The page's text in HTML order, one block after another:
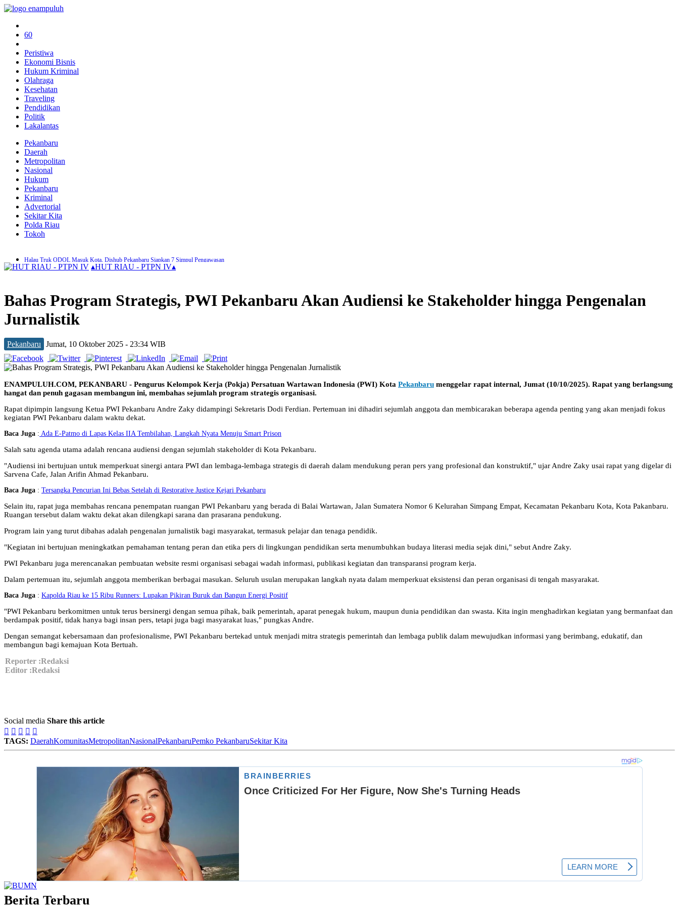
60
Peristiwa
Ekonomi Bisnis
Hukum Kriminal
Olahraga
Kesehatan
Traveling
Pendidikan
Politik
Lakalantas
Pekanbaru
Daerah
Metropolitan
Nasional
Hukum
Pekanbaru
Kriminal
Advertorial
Sekitar Kita
Polda Riau
Tokoh
Halau Truk ODOL Masuk Kota, Dishub Pekanbaru Siapkan 7 Simpul Pengawasan
Pemko Pekanbaru Siapkan Seragam Sekolah Gratis untuk Murid SD dan SMP
DPKP Pekanbaru Tangani 116 Kejadian Kebakaran dalam 7 Bulan Terakhir
Antisipasi Banjir, Pekanbaru Alokasikan Anggaran Perbaikan Drainase Rp100 Miliar
450 Pedagang Dideadline Kosongkan Jalan Teratai Akhir Bulan Ini
Aksi Pencurian Kabel PJU Marak, Dishub Pekanbaru Gelar Patroli Rutin
Motor Wanita di Pekanbaru Dibawa Kabur Pelaku Begal Bersenjata Tajam
▴HUT RIAU - PTPN IV▴
Bahas Program Strategis, PWI Pekanbaru Akan Audiensi ke Stakeholder hingga Pengenalan
Jurnalistik
Pekanbaru Jumat, 10 Oktober 2025 - 23:34 WIB
ENAMPULUH.COM, PEKANBARU - Pengurus Kelompok Kerja (Pokja) Persatuan Wartawan Indonesia (PWI) Kota Pekanbaru menggelar rapat internal, Jumat (10/10/2025). Rapat yang berlangsung
hangat dan penuh gagasan membangun ini, membahas sejumlah program strategis organisasi.
Rapat dipimpin langsung Ketua PWI Pekanbaru Andre Zaky didampingi Sekretaris Dodi Ferdian. Pertemuan ini dihadiri sejumlah anggota dan membicarakan beberapa agenda penting yang akan menjadi fokus
kegiatan PWI Pekanbaru dalam waktu dekat.
Baca Juga : Ada E-Patmo di Lapas Kelas IIA Tembilahan, Langkah Nyata Menuju Smart Prison
Salah satu agenda utama adalah rencana audiensi dengan sejumlah stakeholder di Kota Pekanbaru.
"Audiensi ini bertujuan untuk memperkuat sinergi antara PWI dan lembaga-lembaga strategis di daerah dalam mendukung peran pers yang profesional dan konstruktif," ujar Andre Zaky usai rapat yang digelar di
Sarvena Cafe, Jalan Arifin Ahmad Pekanbaru.
Baca Juga : Tersangka Pencurian Ini Bebas Setelah di Restorative Justice Kejari Pekanbaru
Selain itu, rapat juga membahas rencana penempatan ruangan PWI Pekanbaru yang berada di Balai Wartawan, Jalan Sumatera Nomor 6 Kelurahan Simpang Empat, Kecamatan Pekanbaru Kota, Kota Pakanbaru.
Ruangan tersebut dalam waktu dekat akan dilengkapi sarana dan prasarana pendukung.
Program lain yang turut dibahas adalah pengenalan jurnalistik bagi masyarakat, termasuk pelajar dan tenaga pendidik.
"Kegiatan ini bertujuan meningkatkan pemahaman tentang peran dan etika pers di lingkungan pendidikan serta menumbuhkan budaya literasi media sejak dini," sebut Andre Zaky.
PWI Pekanbaru juga merencanakan pembuatan website resmi organisasi sebagai wadah informasi, publikasi kegiatan dan transparansi program kerja.
Dalam pertemuan itu, sejumlah anggota memberikan berbagai masukan. Seluruh usulan merupakan langkah nyata dalam memperkuat eksistensi dan peran organisasi di tengah masyarakat.
Baca Juga : Kapolda Riau ke 15 Ribu Runners: Lupakan Pikiran Buruk dan Bangun Energi Positif
"PWI Pekanbaru berkomitmen untuk terus bersinergi dengan semua pihak, baik pemerintah, aparat penegak hukum, maupun dunia pendidikan dan swasta. Kita ingin menghadirkan kegiatan yang bermanfaat dan
berdampak positif, tidak hanya bagi insan pers, tetapi juga bagi masyarakat luas," pungkas Andre.
Dengan semangat kebersamaan dan profesionalisme, PWI Pekanbaru bertekad untuk menjadi mitra strategis pemerintah dan lembaga publik dalam mewujudkan informasi yang berimbang, edukatif, dan
membangun bagi kemajuan Kota Bertuah.
Reporter :Redaksi
Editor :Redaksi
Social media Share this article
    
TAGS: DaerahKomunitasMetropolitanNasionalPekanbaruPemko PekanbaruSekitar Kita
Berita Terbaru